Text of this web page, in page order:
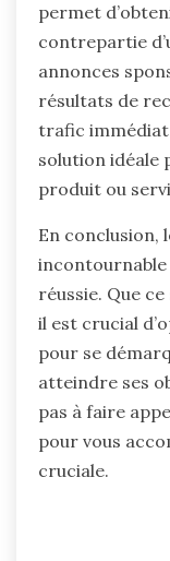
permet
contrepartie
annonces
résultats de
trafic immédiat
solution idéale
produit ou
En conclusion,
réussie. Que ce
il est crucial
pour se
atteindre ses
pas à faire
pour vous
cruciale.